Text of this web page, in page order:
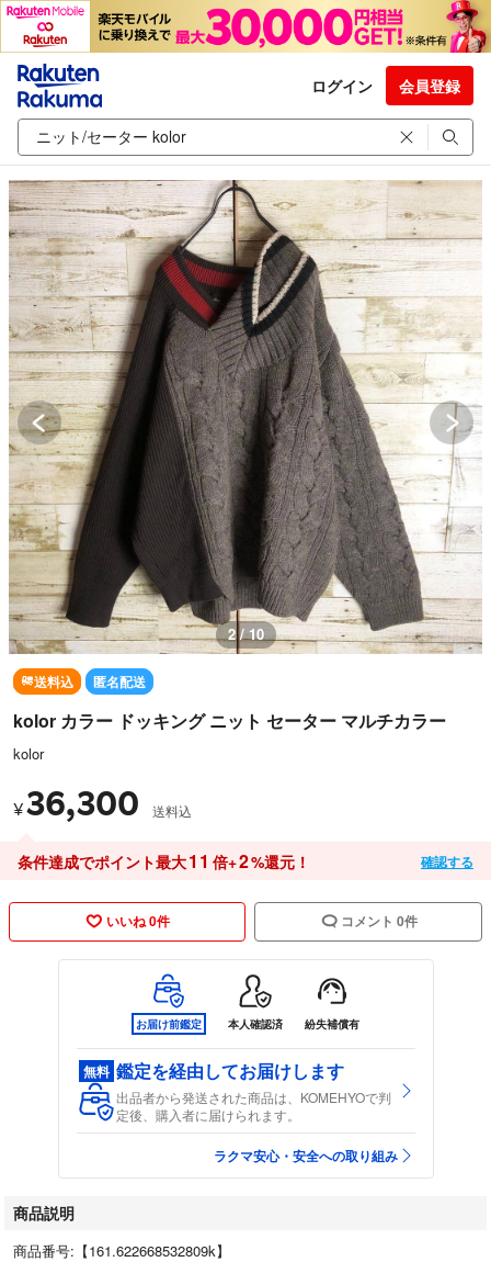
ログイン 会員登録
3 / 10
送料込 匿名配送
kolor カラー ドッキング ニット セーター マルチカラー
kolor
¥36,300 送料込
条件達成でポイント最大11 倍+2%還元！ 確認する
いいね 0件 コメント 0件
お届け前鑑定 本人確認済 紛失補償有
無料 鑑定を経由してお届けします
出品者から発送された商品は、KOMEHYOで判
定後、購入者に届けられます。
ラクマ安心・安全への取り組み
商品説明
商品番号:【161.622668532809k】